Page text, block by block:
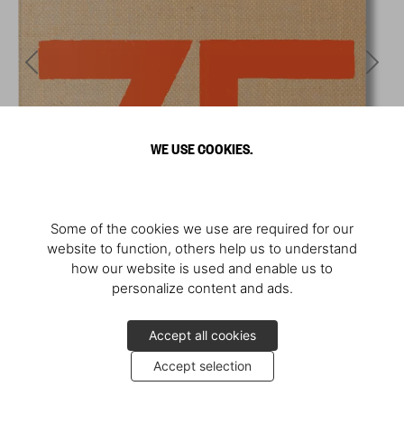
WE USE COOKIES.
Some of the cookies we use are required for our
website to function, others help us to understand
how our website is used and enable us to
personalize content and ads.
Accept all cookies
Accept selection